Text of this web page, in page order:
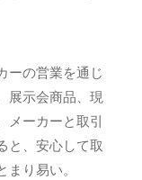
ーの営業を通じ
展示会商品、現
メーカーと取引
と、安心して取
り易い。